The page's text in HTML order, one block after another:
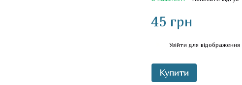
45 грн
Увійти для відображення
Купити